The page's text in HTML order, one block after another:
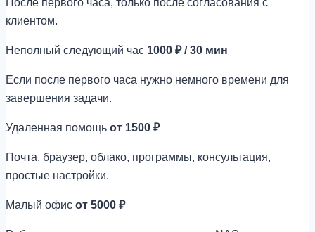
клиентом.
Неполный следующий час 1000 ₽ / 30 мин
Если после первого часа нужно немного времени для
завершения задачи.
Удаленная помощь от 1500 ₽
Почта, браузер, облако, программы, консультация,
простые настройки.
Малый офис от 5000 ₽